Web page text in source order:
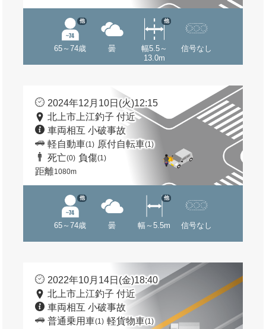
65～74歳
他
曇
幅5.5～
13.0m
他
信号なし
2024年12月10日(火)12:15
北上市上江釣子 付近
車両相互 小破事故
軽自動車(1) 原付自転車(1)
死亡(0) 負傷(1)
距離1080m
65～74歳
他
曇 幅～5.5m
他
信号なし
2022年10月14日(金)18:40
北上市上江釣子 付近
車両相互 小破事故
普通乗用車(1) 軽貨物車(1)